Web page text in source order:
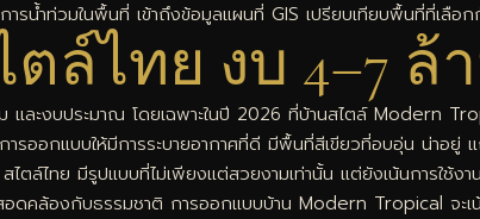
น้ำท่วมในพื้นที่ เข้าถึงข้อมูลแผนที่ GIS เปรียบเทียบพื้นที่ที่เลือ
ล์ไทย งบ 4–7 ล้า
และงบประมาณ โดยเฉพาะในปี 2026 ที่บ้านสไตล์ Modern
รออกแบบให้มีการระบายอากาศที่ดี มีพื้นที่สีเขียวที่อบอุ่น น่าอยู่
ไทย มีรูปแบบที่ไม่เพียงแต่สวยงามเท่านั้น แต่ยังเน้นการใช้ง
คล้องกับธรรมชาติ การออกแบบบ้าน Modern Tropical จะเน้